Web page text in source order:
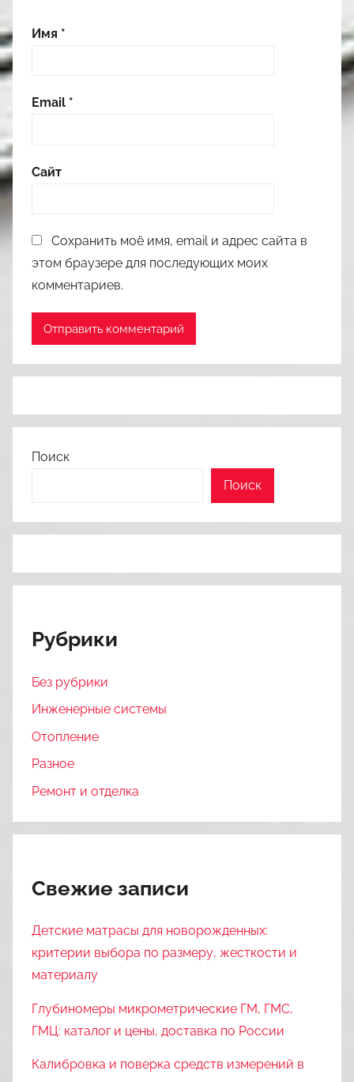
Имя *
Email *
Сайт
Сохранить моё имя, email и адрес сайта в
этом браузере для последующих моих
комментариев.
Поиск
Поиск
Рубрики
Без рубрики
Инженерные системы
Отопление
Разное
Ремонт и отделка
Свежие записи
Детские матрасы для новорожденных:
критерии выбора по размеру, жесткости и
материалу
Глубиномеры микрометрические ГМ, ГМС,
ГМЦ: каталог и цены, доставка по России
Калибровка и поверка средств измерений в